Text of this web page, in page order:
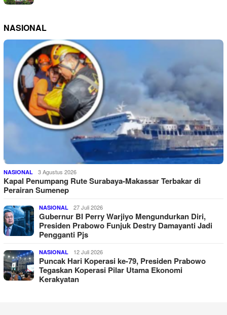
NASIONAL
NASIONAL 3 Agustus 2026
Kapal Penumpang Rute Surabaya-Makassar Terbakar di
Perairan Sumenep
NASIONAL 27 Juli 2026
Gubernur BI Perry Warjiyo Mengundurkan Diri,
Presiden Prabowo Funjuk Destry Damayanti Jadi
Pengganti Pjs
NASIONAL 12 Juli 2026
Puncak Hari Koperasi ke-79, Presiden Prabowo
Tegaskan Koperasi Pilar Utama Ekonomi
Kerakyatan